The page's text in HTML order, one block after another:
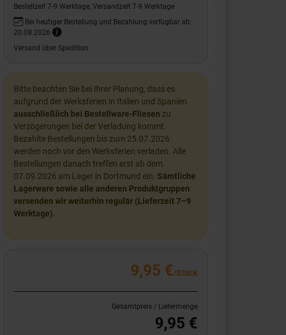
Bestellzeit 7-9 Werktage, Versandzeit 7-9 Werktage
Bei heutiger Bestellung und Bezahlung verfügbar ab:
20.08.2026
Versand über Spedition
Bitte beachten Sie bei Ihrer Planung, dass es
aufgrund der Werksferien in Italien und Spanien
ausschließlich bei Bestellware-Fliesen zu
Verzögerungen bei der Verladung kommt.
Bezahlte Bestellungen bis zum 25.07.2026
werden noch vor den Werksferien verladen. Alle
Bestellungen danach treffen erst ab dem
07.09.2026 am Lager in Dortmund ein. Sämtliche
Lagerware sowie alle anderen Produktgruppen
versenden wir weiterhin regulär (Lieferzeit 7–9
Werktage).
9,95 €/Stück
Gesamtpreis / Liefermenge
9,95 €